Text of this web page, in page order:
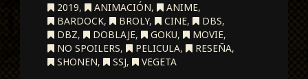
2019, ANIMACIÓN, ANIME,
BARDOCK, BROLY, CINE, DBS,
DBZ, DOBLAJE, GOKU, MOVIE,
NO SPOILERS, PELICULA, RESEÑA,
SHONEN, SSJ, VEGETA